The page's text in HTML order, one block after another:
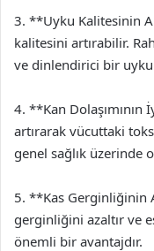
3. **Uyku Kalitesinin
kalitesini artırabilir.
ve dinlendirici bir uyku
4. **Kan Dolaşımının
artırarak vücuttaki
genel sağlık üzerinde
5. **Kas Gerginliğinin
gerginliğini azaltır ve
önemli bir avantajdır.